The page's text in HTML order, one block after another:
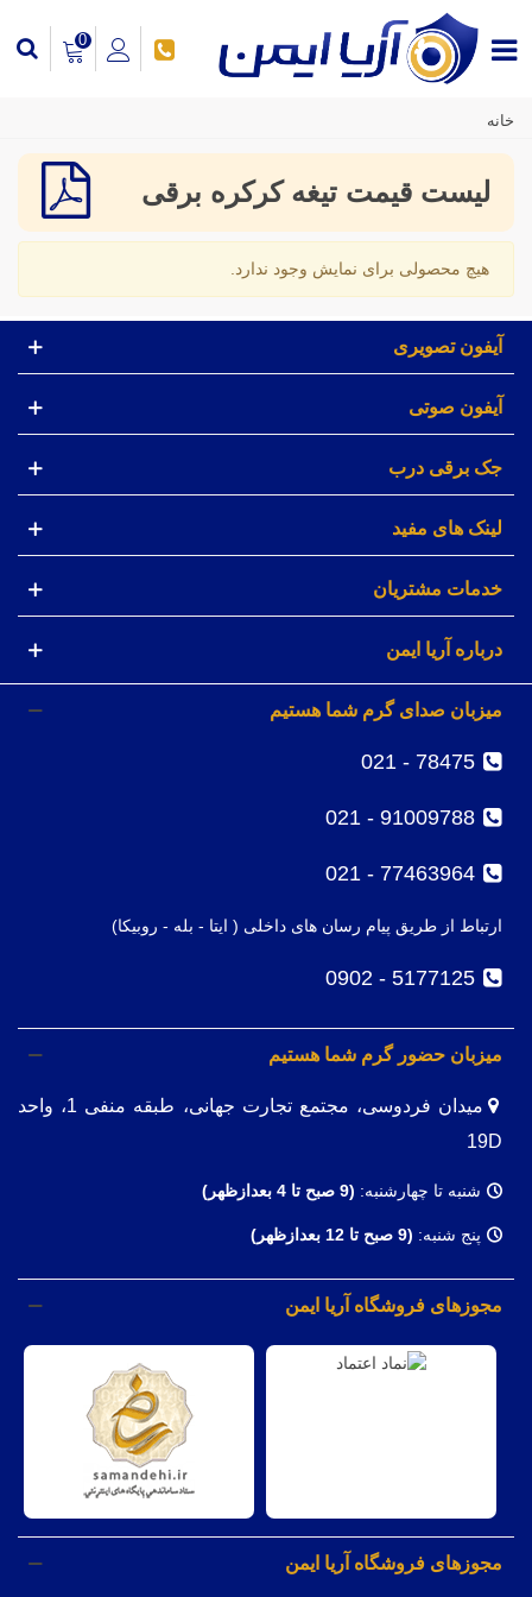
0
خانه
لیست قیمت تیغه کرکره برقی
هیچ محصولی برای نمایش وجود ندارد.
آیفون تصویری
آیفون صوتی
جک برقی درب
لینک های مفید
خدمات مشتریان
درباره آریا ایمن
میزبان صدای گرم شما هستیم
78475 - 021
91009788 - 021
77463964 - 021
ارتباط از طریق پیام رسان های داخلی ( ایتا - بله - روبیکا)
5177125 - 0902
میزبان حضور گرم شما هستیم
میدان فردوسی، مجتمع تجارت جهانی، طبقه منفی 1، واحد
19D
شنبه تا چهارشنبه: (9 صبح تا 4 بعدازظهر)
پنج شنبه: (9 صبح تا 12 بعدازظهر)
مجوزهای فروشگاه آریا ایمن
مجوزهای فروشگاه آریا ایمن